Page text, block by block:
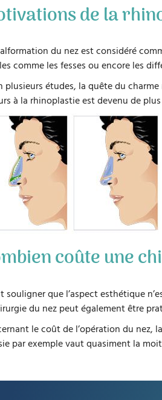
de la
du nez est considéré
comme les fesses ou encore les
plusieurs études, la quête du
à la rhinoplastie est devenu de
coûte une
souligner que l’aspect esthétique
du nez peut également être
le coût de l’opération du nez,
par exemple vaut quasiment la